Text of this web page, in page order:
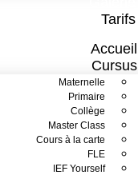
Tarifs
Accueil
Cursus
Maternelle
Primaire
Collège
Master Class
Cours à la carte
FLE
IEF Yourself